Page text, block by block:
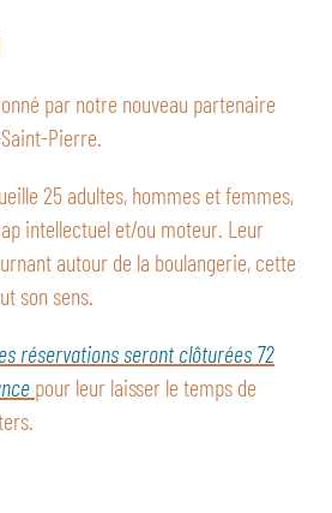
par notre nouveau partenaire
Pierre.
25 adultes, hommes et femmes,
intellectuel et/ou moteur. Leur
autour de la boulangerie, cette
son sens.
réservations seront clôturées 72
pour leur laisser le temps de